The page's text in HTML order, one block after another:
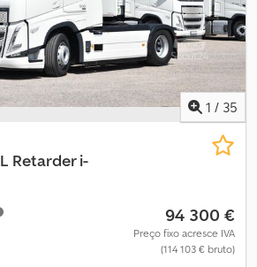
até 09/2026 Potência: 137 kW Certificação
Elvbj Ujk Modelo: L90H carregadeira com
balde. ASSISTA AO VÍDEO = Mais
CE: sim Número de série:
favor, entre em contato com a ATS
1 / 35
Retarder i-
94 300 €
Preço fixo acresce IVA
(114 103 € bruto)